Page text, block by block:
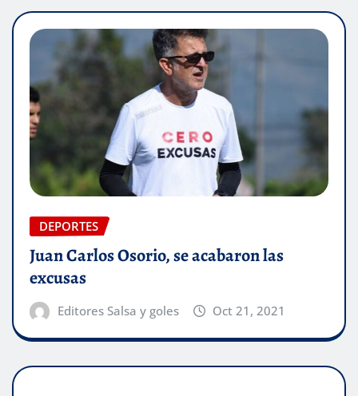
DEPORTES
Juan Carlos Osorio, se acabaron las
excusas
Editores Salsa y goles Oct 21, 2021